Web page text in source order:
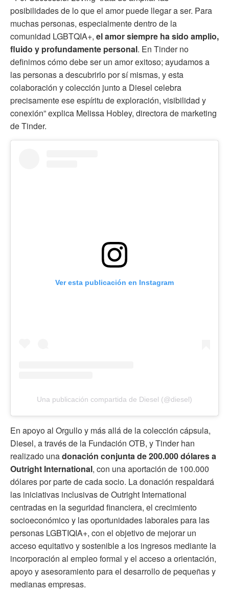
posibilidades de lo que el amor puede llegar a ser. Para
muchas personas, especialmente dentro de la
comunidad LGBTQIA+, el amor siempre ha sido amplio,
fluido y profundamente personal. En Tinder no
definimos cómo debe ser un amor exitoso; ayudamos a
las personas a descubrirlo por sí mismas, y esta
colaboración y colección junto a Diesel celebra
precisamente ese espíritu de exploración, visibilidad y
conexión” explica Melissa Hobley, directora de marketing
de Tinder.
Ver esta publicación en Instagram
Una publicación compartida de Diesel (@diesel)
En apoyo al Orgullo y más allá de la colección cápsula,
Diesel, a través de la Fundación OTB, y Tinder han
realizado unadonación conjunta de 200.000 dólares a
Outright International, con una aportación de 100.000
dólares por parte de cada socio. La donación respaldará
las iniciativas inclusivas de Outright International
centradas en la seguridad financiera, el crecimiento
socioeconómico y las oportunidades laborales para las
personas LGBTIQIA+, con el objetivo de mejorar un
acceso equitativo y sostenible a los ingresos mediante la
incorporación al empleo formal y el acceso a orientación,
apoyo y asesoramiento para el desarrollo de pequeñas y
medianas empresas.